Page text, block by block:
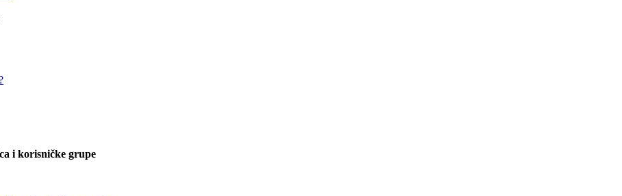
i korisničke grupe